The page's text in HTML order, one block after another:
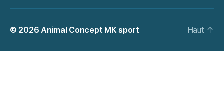
© 2026 Animal Concept MK sport Haut ↑